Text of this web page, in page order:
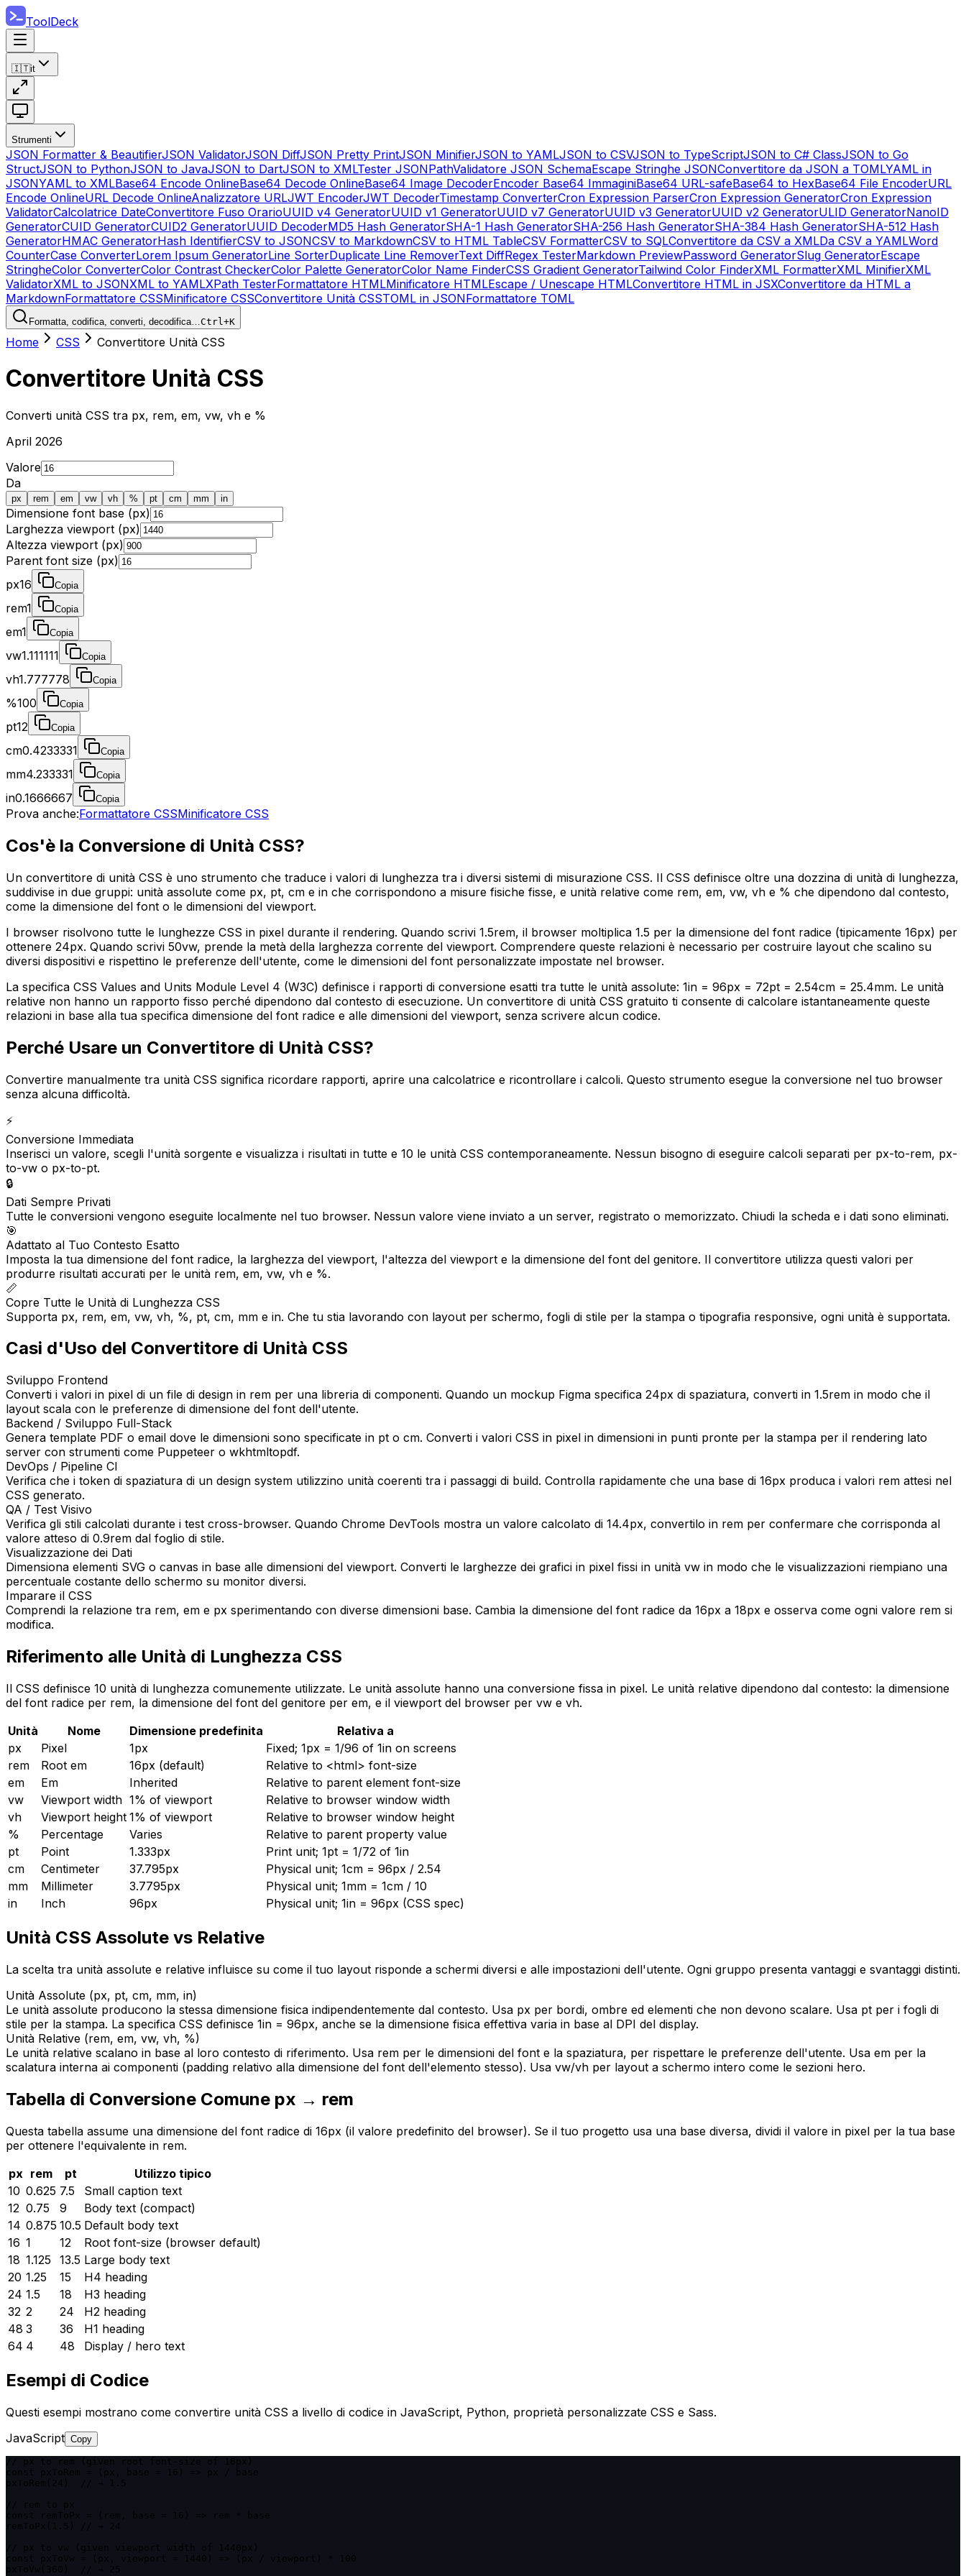
ToolDeck
🇮🇹it
Strumenti
JSON Formatter & BeautifierJSON ValidatorJSON DiffJSON Pretty PrintJSON MinifierJSON to YAMLJSON to CSVJSON to TypeScriptJSON to C# ClassJSON to Go
StructJSON to PythonJSON to JavaJSON to DartJSON to XMLTester JSONPathValidatore JSON SchemaEscape Stringhe JSONConvertitore da JSON a TOMLYAML in
JSONYAML to XMLBase64 Encode OnlineBase64 Decode OnlineBase64 Image DecoderEncoder Base64 ImmaginiBase64 URL-safeBase64 to HexBase64 File EncoderURL
Encode OnlineURL Decode OnlineAnalizzatore URLJWT EncoderJWT DecoderTimestamp ConverterCron Expression ParserCron Expression GeneratorCron Expression
ValidatorCalcolatrice DateConvertitore Fuso OrarioUUID v4 GeneratorUUID v1 GeneratorUUID v7 GeneratorUUID v3 GeneratorUUID v2 GeneratorULID GeneratorNanoID
GeneratorCUID GeneratorCUID2 GeneratorUUID DecoderMD5 Hash GeneratorSHA-1 Hash GeneratorSHA-256 Hash GeneratorSHA-384 Hash GeneratorSHA-512 Hash
GeneratorHMAC GeneratorHash IdentifierCSV to JSONCSV to MarkdownCSV to HTML TableCSV FormatterCSV to SQLConvertitore da CSV a XMLDa CSV a YAMLWord
CounterCase ConverterLorem Ipsum GeneratorLine SorterDuplicate Line RemoverText DiffRegex TesterMarkdown PreviewPassword GeneratorSlug GeneratorEscape
StringheColor ConverterColor Contrast CheckerColor Palette GeneratorColor Name FinderCSS Gradient GeneratorTailwind Color FinderXML FormatterXML MinifierXML
ValidatorXML to JSONXML to YAMLXPath TesterFormattatore HTMLMinificatore HTMLEscape / Unescape HTMLConvertitore HTML in JSXConvertitore da HTML a
MarkdownFormattatore CSSMinificatore CSSConvertitore Unità CSSTOML in JSONFormattatore TOML
Formatta, codifica, converti, decodifica…Ctrl+K
Home CSS Convertitore Unità CSS
Convertitore Unità CSS
Converti unità CSS tra px, rem, em, vw, vh e %
April 2026
Valore
Da
px rem em vw vh % pt cm mm in
Dimensione font base (px)
Larghezza viewport (px)
Altezza viewport (px)
Parent font size (px)
px16 Copia
rem1 Copia
em1 Copia
vw1.111111 Copia
vh1.777778 Copia
%100 Copia
pt12 Copia
cm0.4233331 Copia
mm4.233331 Copia
in0.1666667 Copia
Prova anche:Formattatore CSSMinificatore CSS
Cos'è la Conversione di Unità CSS?
Un convertitore di unità CSS è uno strumento che traduce i valori di lunghezza tra i diversi sistemi di misurazione CSS. Il CSS definisce oltre una dozzina di unità di lunghezza,
suddivise in due gruppi: unità assolute come px, pt, cm e in che corrispondono a misure fisiche fisse, e unità relative come rem, em, vw, vh e % che dipendono dal contesto,
come la dimensione del font o le dimensioni del viewport.
I browser risolvono tutte le lunghezze CSS in pixel durante il rendering. Quando scrivi 1.5rem, il browser moltiplica 1.5 per la dimensione del font radice (tipicamente 16px) per
ottenere 24px. Quando scrivi 50vw, prende la metà della larghezza corrente del viewport. Comprendere queste relazioni è necessario per costruire layout che scalino su
diversi dispositivi e rispettino le preferenze dell'utente, come le dimensioni del font personalizzate impostate nel browser.
La specifica CSS Values and Units Module Level 4 (W3C) definisce i rapporti di conversione esatti tra tutte le unità assolute: 1in = 96px = 72pt = 2.54cm = 25.4mm. Le unità
relative non hanno un rapporto fisso perché dipendono dal contesto di esecuzione. Un convertitore di unità CSS gratuito ti consente di calcolare istantaneamente queste
relazioni in base alla tua specifica dimensione del font radice e alle dimensioni del viewport, senza scrivere alcun codice.
Perché Usare un Convertitore di Unità CSS?
Convertire manualmente tra unità CSS significa ricordare rapporti, aprire una calcolatrice e ricontrollare i calcoli. Questo strumento esegue la conversione nel tuo browser
senza alcuna difficoltà.
⚡
Conversione Immediata
Inserisci un valore, scegli l'unità sorgente e visualizza i risultati in tutte e 10 le unità CSS contemporaneamente. Nessun bisogno di eseguire calcoli separati per px-to-rem, px-
to-vw o px-to-pt.
🔒
Dati Sempre Privati
Tutte le conversioni vengono eseguite localmente nel tuo browser. Nessun valore viene inviato a un server, registrato o memorizzato. Chiudi la scheda e i dati sono eliminati.
🎯
Adattato al Tuo Contesto Esatto
Imposta la tua dimensione del font radice, la larghezza del viewport, l'altezza del viewport e la dimensione del font del genitore. Il convertitore utilizza questi valori per
produrre risultati accurati per le unità rem, em, vw, vh e %.
📏
Copre Tutte le Unità di Lunghezza CSS
Supporta px, rem, em, vw, vh, %, pt, cm, mm e in. Che tu stia lavorando con layout per schermo, fogli di stile per la stampa o tipografia responsive, ogni unità è supportata.
Casi d'Uso del Convertitore di Unità CSS
Sviluppo Frontend
Converti i valori in pixel di un file di design in rem per una libreria di componenti. Quando un mockup Figma specifica 24px di spaziatura, converti in 1.5rem in modo che il
layout scala con le preferenze di dimensione del font dell'utente.
Backend / Sviluppo Full-Stack
Genera template PDF o email dove le dimensioni sono specificate in pt o cm. Converti i valori CSS in pixel in dimensioni in punti pronte per la stampa per il rendering lato
server con strumenti come Puppeteer o wkhtmltopdf.
DevOps / Pipeline CI
Verifica che i token di spaziatura di un design system utilizzino unità coerenti tra i passaggi di build. Controlla rapidamente che una base di 16px produca i valori rem attesi nel
CSS generato.
QA / Test Visivo
Verifica gli stili calcolati durante i test cross-browser. Quando Chrome DevTools mostra un valore calcolato di 14.4px, convertilo in rem per confermare che corrisponda al
valore atteso di 0.9rem dal foglio di stile.
Visualizzazione dei Dati
Dimensiona elementi SVG o canvas in base alle dimensioni del viewport. Converti le larghezze dei grafici in pixel fissi in unità vw in modo che le visualizzazioni riempiano una
percentuale costante dello schermo su monitor diversi.
Imparare il CSS
Comprendi la relazione tra rem, em e px sperimentando con diverse dimensioni base. Cambia la dimensione del font radice da 16px a 18px e osserva come ogni valore rem si
modifica.
Riferimento alle Unità di Lunghezza CSS
Il CSS definisce 10 unità di lunghezza comunemente utilizzate. Le unità assolute hanno una conversione fissa in pixel. Le unità relative dipendono dal contesto: la dimensione
del font radice per rem, la dimensione del font del genitore per em, e il viewport del browser per vw e vh.
Unità
Nome Dimensione predefinita
Relativa a
px
Pixel 1px
Fixed; 1px = 1/96 of 1in on screens
rem
Root em 16px (default)
Relative to <html> font-size
em
Em Inherited
Relative to parent element font-size
vw
Viewport width 1% of viewport
Relative to browser window width
vh
Viewport height 1% of viewport
Relative to browser window height
%
Percentage Varies
Relative to parent property value
pt
Point 1.333px
Print unit; 1pt = 1/72 of 1in
cm
Centimeter 37.795px
Physical unit; 1cm = 96px / 2.54
mm
Millimeter 3.7795px
Physical unit; 1mm = 1cm / 10
in
Inch 96px Physical unit; 1in = 96px (CSS spec)
Unità CSS Assolute vs Relative
La scelta tra unità assolute e relative influisce su come il tuo layout risponde a schermi diversi e alle impostazioni dell'utente. Ogni gruppo presenta vantaggi e svantaggi distinti.
Unità Assolute (px, pt, cm, mm, in)
Le unità assolute producono la stessa dimensione fisica indipendentemente dal contesto. Usa px per bordi, ombre ed elementi che non devono scalare. Usa pt per i fogli di
stile per la stampa. La specifica CSS definisce 1in = 96px, anche se la dimensione fisica effettiva varia in base al DPI del display.
Unità Relative (rem, em, vw, vh, %)
Le unità relative scalano in base al loro contesto di riferimento. Usa rem per le dimensioni del font e la spaziatura, per rispettare le preferenze dell'utente. Usa em per la
scalatura interna ai componenti (padding relativo alla dimensione del font dell'elemento stesso). Usa vw/vh per layout a schermo intero come le sezioni hero.
Tabella di Conversione Comune px → rem
Questa tabella assume una dimensione del font radice di 16px (il valore predefinito del browser). Se il tuo progetto usa una base diversa, dividi il valore in pixel per la tua base
per ottenere l'equivalente in rem.
px rem pt
Utilizzo tipico
10 0.625 7.5
Small caption text
12 0.75 9
Body text (compact)
14 0.875 10.5 Default body text
16 1 12
Root font-size (browser default)
18 1.125 13.5 Large body text
20 1.25 15
H4 heading
24 1.5 18
H3 heading
32 2 24
H2 heading
48 3 36
H1 heading
64 4 48 Display / hero text
Esempi di Codice
Questi esempi mostrano come convertire unità CSS a livello di codice in JavaScript, Python, proprietà personalizzate CSS e Sass.
JavaScript Copy